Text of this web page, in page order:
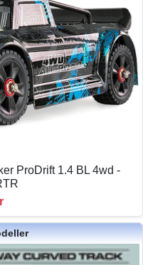
ProDrift 1.4 BL 4wd -